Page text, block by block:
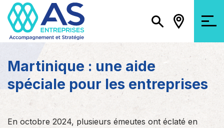
Martinique : une aide
spéciale pour les entreprises
En octobre 2024, plusieurs émeutes ont éclaté en